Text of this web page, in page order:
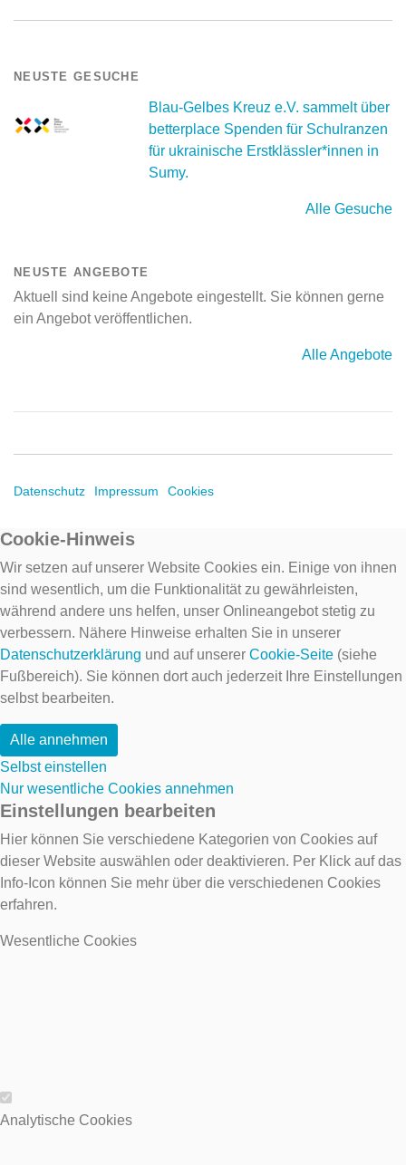
NEUSTE GESUCHE
Blau-Gelbes Kreuz e.V. sammelt über
betterplace Spenden für Schulranzen
für ukrainische Erstklässler*innen in
Sumy.
Alle Gesuche
NEUSTE ANGEBOTE
Aktuell sind keine Angebote eingestellt. Sie können gerne
ein Angebot veröffentlichen.
Alle Angebote
Datenschutz Impressum Cookies
Cookie-Hinweis
Wir setzen auf unserer Website Cookies ein. Einige von ihnen
sind wesentlich, um die Funktionalität zu gewährleisten,
während andere uns helfen, unser Onlineangebot stetig zu
verbessern. Nähere Hinweise erhalten Sie in unserer
Datenschutzerklärung und auf unserer Cookie-Seite (siehe
Fußbereich). Sie können dort auch jederzeit Ihre Einstellungen
selbst bearbeiten.
Alle annehmen
Selbst einstellen
Nur wesentliche Cookies annehmen
Einstellungen bearbeiten
Hier können Sie verschiedene Kategorien von Cookies auf
dieser Website auswählen oder deaktivieren. Per Klick auf das
Info-Icon können Sie mehr über die verschiedenen Cookies
erfahren.
Wesentliche Cookies
Wesentliche Cookies
Analytische Cookies